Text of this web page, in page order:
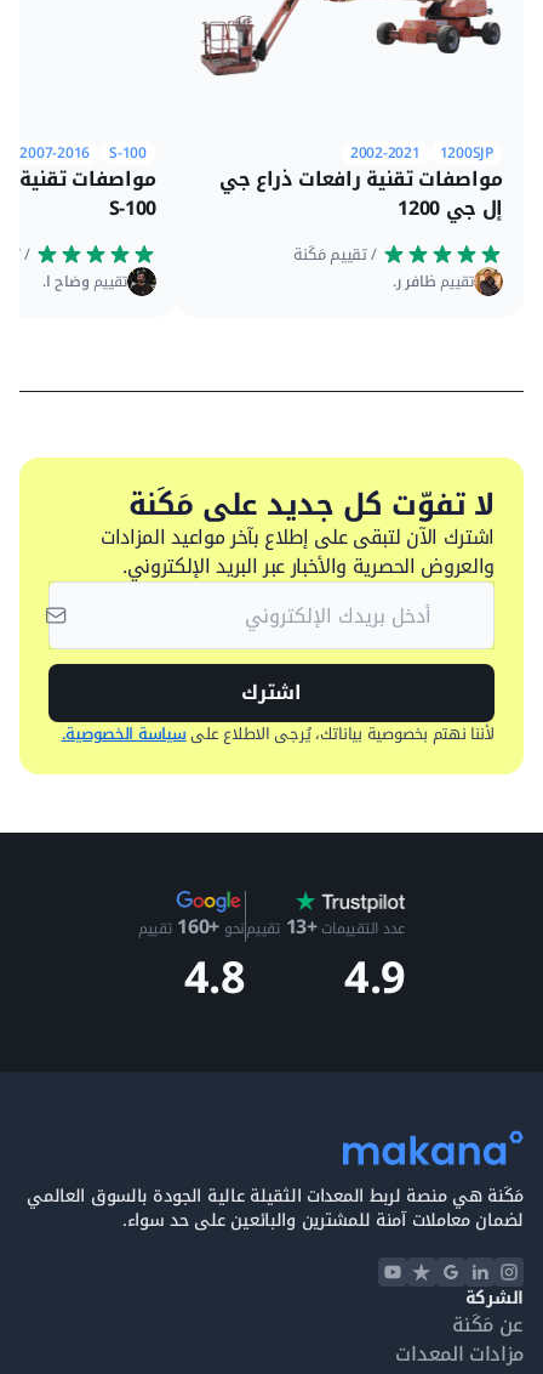
1200SJP
2002-2021
مواصفات تقنية رافعات ذراع جي
إل جي 1200
تقييمظافر ر.
S-100
2007-2016
مواصفات تقنية
S-100
تقييموضاح ا.
لا تفوّت كل جديد على مَكَنة
اشترك الآن لتبقى على إطلاع بآخر مواعيد المزادات
والعروض الحصرية والأخبار عبر البريد الإلكتروني.
اشترك
لأننا نهتم بخصوصية بياناتك، يُرجى الاطلاع علىسياسة الخصوصية.
عدد التقييمات+13 تقييم
4.9
نحو +160 تقييم
4.8
مَكَنة هي منصة لربط المعدات الثقيلة عالية الجودة بالسوق العالمي
لضمان معاملات آمنة للمشترين والبائعين على حد سواء.
الشركة
عن مَكَنة
مزادات المعدات